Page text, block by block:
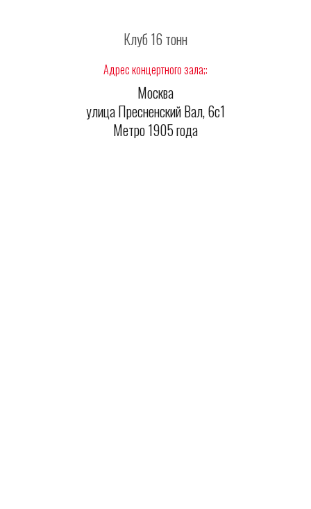
Клуб 16 тонн
Адрес концертного зала;:
Москва
улица Пресненский Вал, 6с1
Метро 1905 года